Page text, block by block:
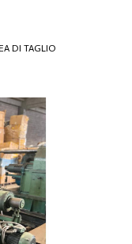
DI TAGLIO